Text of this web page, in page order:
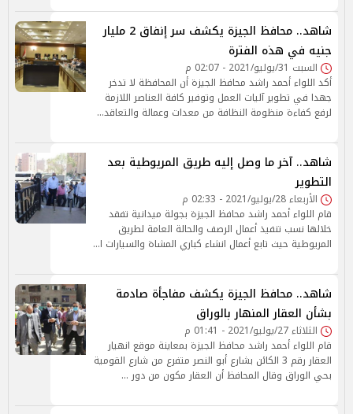
شاهد.. محافظ الجيزة يكشف سر إنفاق 2 مليار
جنيه في هذه الفترة
السبت 31/يوليو/2021 - 02:07 م
أكد اللواء أحمد راشد محافظ الجيزة أن المحافظة لا تدخر
جهدا في تطوير آليات العمل وتوفير كافة العناصر اللازمة
لرفع كفاءة منظومة النظافة من معدات وعمالة والتعاقد…
شاهد.. آخر ما وصل إليه طريق المريوطية بعد
التطوير
الأربعاء 28/يوليو/2021 - 02:33 م
قام اللواء أحمد راشد محافظ الجيزة بجولة ميدانية تفقد
خلالها نسب تنفيذ أعمال الرصف والحالة العامة لطريق
المريوطية حيث تابع أعمال انشاء كباري المشاة والسيارات ا…
شاهد.. محافظ الجيزة يكشف مفاجأة صادمة
بشأن العقار المنهار بالوراق
الثلاثاء 27/يوليو/2021 - 01:41 م
قام اللواء أحمد راشد محافظ الجيزة بمعاينة موقع انهيار
العقار رقم 3 الكائن بشارع أبو النصر متفرع من شارع القومية
بحي الوراق وقال المحافظ أن العقار مكون من دور …